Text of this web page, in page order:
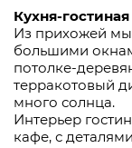
Кухня-гостиная
Из прихожей
большими
потолке-
терракотовый
много солнца.
Интерьер
кафе, с